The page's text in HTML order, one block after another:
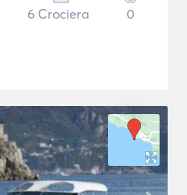
6 Crociera 0